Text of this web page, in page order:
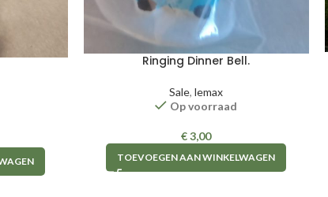
Ringing Dinner Bell.
Sale,lemax
Op voorraad
€3,00
TOEVOEGEN AAN WINKELWAGEN